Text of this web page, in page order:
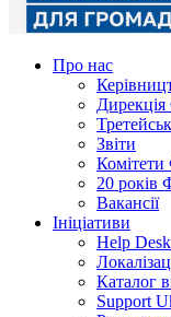
Про нас
Звіти
20 років
Вакансії
Ініціативи
Help Desk
Каталог
Support